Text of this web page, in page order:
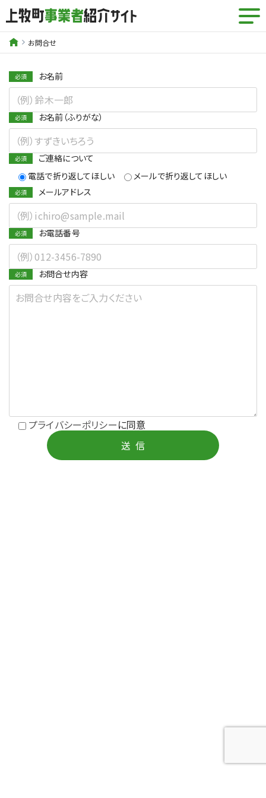
お問合せ
お名前
お名前（ふりがな）
ご連絡について
電話で折り返してほしい
メールで折り返してほしい
メールアドレス
お電話番号
お問合せ内容
プライバシーポリシーに同意